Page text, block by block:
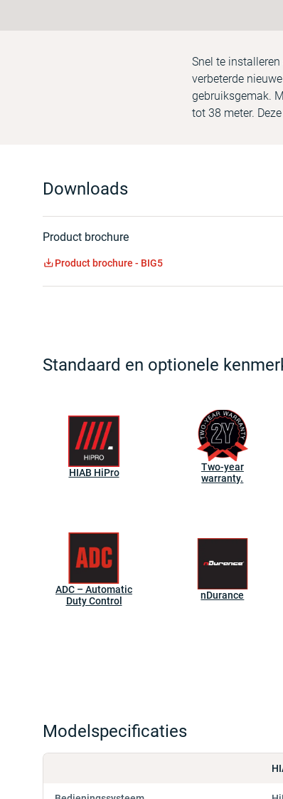
Snel te
verbeterde
gebruiksgemak.
tot 38 meter.
Downloads
Product brochure
Product brochure - BIG5
Standaard en optionele
HIAB HiPro
Two-year
warranty.
ADC – Automatic
Duty Control
nDurance
Modelspecificaties